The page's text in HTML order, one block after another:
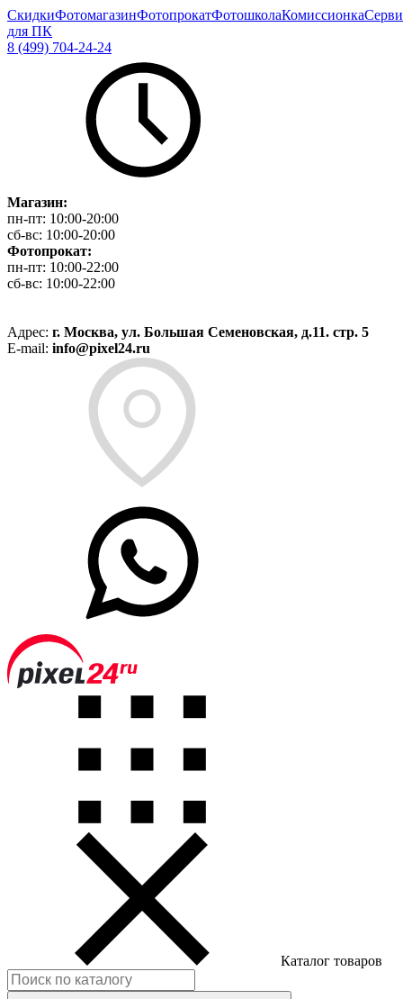
СкидкиФотомагазинФотопрокатФотошколаКомиссионка
для ПК
8 (499) 704-24-24
Магазин:
пн-пт: 10:00-20:00
сб-вс: 10:00-20:00
Фотопрокат:
пн-пт: 10:00-22:00
сб-вс: 10:00-22:00
Адрес: г. Москва, ул. Большая Семеновская, д.11. стр. 5
E-mail: info@pixel24.ru
Каталог товаров